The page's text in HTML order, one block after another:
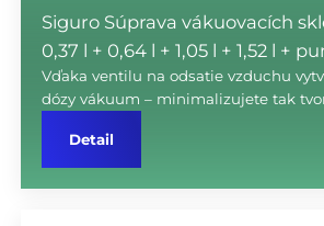
Siguro Súprava vákuovacích
0,37 l + 0,64 l + 1,05 l + 1,52 l +
Vďaka ventilu na odsatie vzduchu
dózy vákuum – minimalizujete tak
Detail